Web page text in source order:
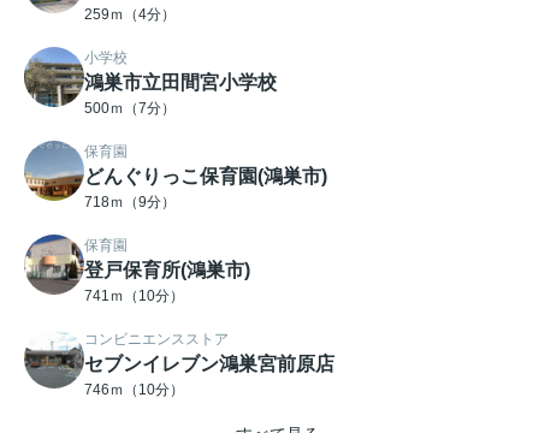
259ｍ（4分）
小学校
鴻巣市立田間宮小学校
500ｍ（7分）
保育園
どんぐりっこ保育園(鴻巣市)
718ｍ（9分）
保育園
登戸保育所(鴻巣市)
741ｍ（10分）
コンビニエンスストア
セブンイレブン鴻巣宮前原店
746ｍ（10分）